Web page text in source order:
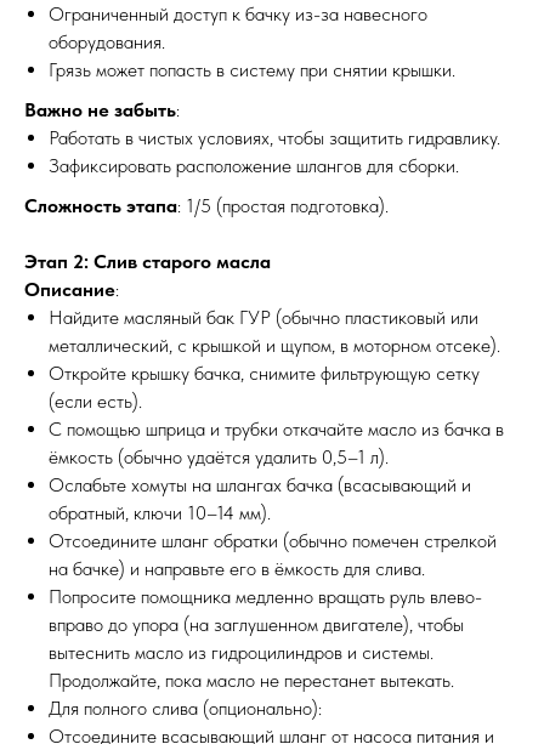
Ограниченный доступ к бачку из-за навесного
оборудования.
Грязь может попасть в систему при снятии крышки.
Важно не забыть:
Работать в чистых условиях, чтобы защитить гидравлику.
Зафиксировать расположение шлангов для сборки.
Сложность этапа: 1/5 (простая подготовка).
Этап 2: Слив старого масла
Описание:
Найдите масляный бак ГУР (обычно пластиковый или
металлический, с крышкой и щупом, в моторном отсеке).
Откройте крышку бачка, снимите фильтрующую сетку
(если есть).
С помощью шприца и трубки откачайте масло из бачка в
ёмкость (обычно удаётся удалить 0,5–1 л).
Ослабьте хомуты на шлангах бачка (всасывающий и
обратный, ключи 10–14 мм).
Отсоедините шланг обратки (обычно помечен стрелкой
на бачке) и направьте его в ёмкость для слива.
Попросите помощника медленно вращать руль влево-
вправо до упора (на заглушенном двигателе), чтобы
вытеснить масло из гидроцилиндров и системы.
Продолжайте, пока масло не перестанет вытекать.
Для полного слива (опционально):
Отсоедините всасывающий шланг от насоса питания и
ВЫЕЗД
?
МЕХАНИКА